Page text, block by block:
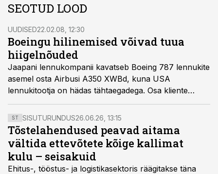
SEOTUD LOOD
UUDISED22.02.08, 12:30
Boeingu hilinemised võivad tuua
hiigelnõuded
Jaapani lennukompanii kavatseb Boeing 787 lennukite
asemel osta Airbusi A350 XWBd, kuna USA
lennukitootja on hädas tähtaegadega. Osa kliente
kavatsevad Boeingule esitada viivitamise kahjunõuded.
ST SISUTURUNDUS26.06.26, 13:15
Tõstelahendused peavad aitama
vältida ettevõtete kõige kallimat
kulu – seisakuid
Ehitus-, tööstus- ja logistikasektoris räägitakse täna